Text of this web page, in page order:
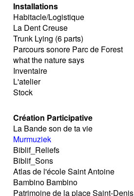
Installations
Habitacle/Logistique
La Dent Creuse
Trunk Lying (6 parts)
Parcours sonore Parc de Forest
what the nature says
Inventaire
L'atelier
Stock
Création Participative
La Bande son de ta vie
Murmuziek
Biblif_Reliefs
Biblif_Sons
Atlas de l'école Saint Antoine
Bambino Bambino
Patrimoine de la place Saint-Denis